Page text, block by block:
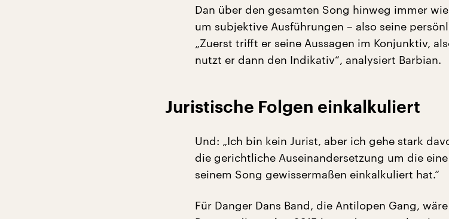
Dan über den gesamten Song hinweg immer
um subjektive Ausführungen – also seine
„Zuerst trifft er seine Aussagen im Konjunktiv,
nutzt er dann den Indikativ“, analysiert Barbian.
Juristische Folgen einkalkuliert
Und: „Ich bin kein Jurist, aber ich gehe stark
die gerichtliche Auseinandersetzung um die
seinem Song gewissermaßen einkalkuliert hat.“
Für Danger Dans Band, die Antilopen Gang,